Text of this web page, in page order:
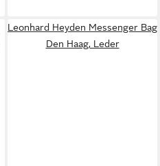
Leonhard Heyden Messenger Bag
Den Haag, Leder